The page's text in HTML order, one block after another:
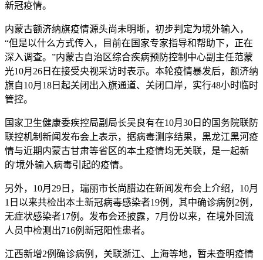
新冠疫情。
内蒙古额济纳旗疫情源头尚未明晰，初步判定为境外输入，
“但是以什么方式传入，目前在国家专家指导和帮助下，正在
深入调查。”内蒙古自治区综合疾病预防控制中心副主任范蒙
光10月26日在接受央视采访时表示。本轮疫情暴发后，额济纳
旗自10月18日起关闭出入旗通道、关闭口岸，实行48小时临时
管控。
国家卫生健康委疾控局副局长吴良有在10月30日的国务院联防
联控机制新闻发布会上表示，据病毒测序结果，黑龙江黑河疫
情与近期内蒙古甘肃等省区的本土疫情均无关联，是一起新
的'境外输入病毒引起的疫情。
另外，10月29日，瑞丽市长尚腊边在新闻发布会上介绍，10月
1日以来共检出本土新冠病毒感染者19例，其中确诊病例2例，
无症状感染者17例。发布会还披露，7月份以来，在境外回流
人员中检测出716例新冠阳性患者。
江西新增2例确诊病例，关联浙江、上海等地，暂未查明疫情